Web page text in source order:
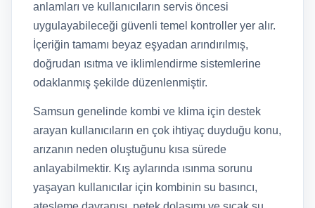
anlamları ve kullanıcıların servis öncesi
uygulayabileceği güvenli temel kontroller yer alır.
İçeriğin tamamı beyaz eşyadan arındırılmış,
doğrudan ısıtma ve iklimlendirme sistemlerine
odaklanmış şekilde düzenlenmiştir.
Samsun genelinde kombi ve klima için destek
arayan kullanıcıların en çok ihtiyaç duyduğu konu,
arızanın neden oluştuğunu kısa sürede
anlayabilmektir. Kış aylarında ısınma sorunu
yaşayan kullanıcılar için kombinin su basıncı,